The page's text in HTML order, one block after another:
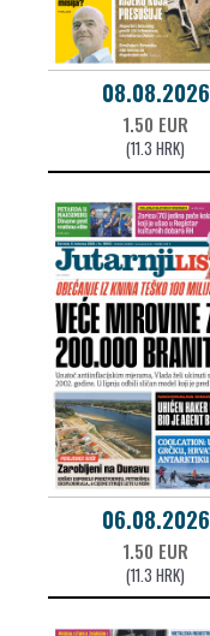
08.08.2026
1.50 EUR
(11.3 HRK)
06.08.2026
1.50 EUR
(11.3 HRK)